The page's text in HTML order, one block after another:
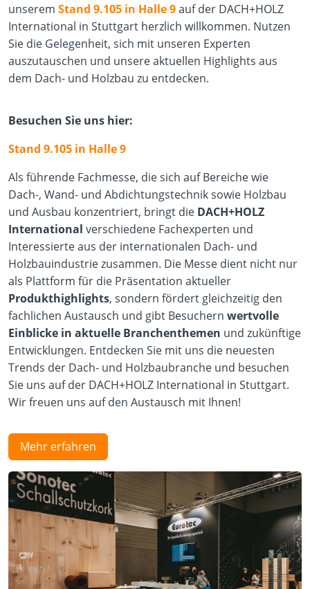
unserem Stand 9.105 in Halle 9auf der DACH+HOLZ
International in Stuttgart herzlich willkommen. Nutzen
Sie die Gelegenheit, sich mit unseren Experten
auszutauschen und unsere aktuellen Highlights aus
dem Dach- und Holzbau zu entdecken.
Besuchen Sie uns hier:
Stand 9.105 in Halle 9
Als führende Fachmesse, die sich auf Bereiche wie
Dach-, Wand- und Abdichtungstechnik sowie Holzbau
und Ausbau konzentriert, bringt die DACH+HOLZ
International verschiedene Fachexperten und
Interessierte aus der internationalen Dach- und
Holzbauindustrie zusammen. Die Messe dient nicht nur
als Plattform für die Präsentation aktueller
Produkthighlights, sondern fördert gleichzeitig den
fachlichen Austausch und gibt Besuchern wertvolle
Einblicke in aktuelle Branchenthemen und zukünftige
Entwicklungen. Entdecken Sie mit uns die neuesten
Trends der Dach- und Holzbaubranche und besuchen
Sie uns auf der DACH+HOLZ International in Stuttgart.
Wir freuen uns auf den Austausch mit Ihnen!
Mehr erfahren